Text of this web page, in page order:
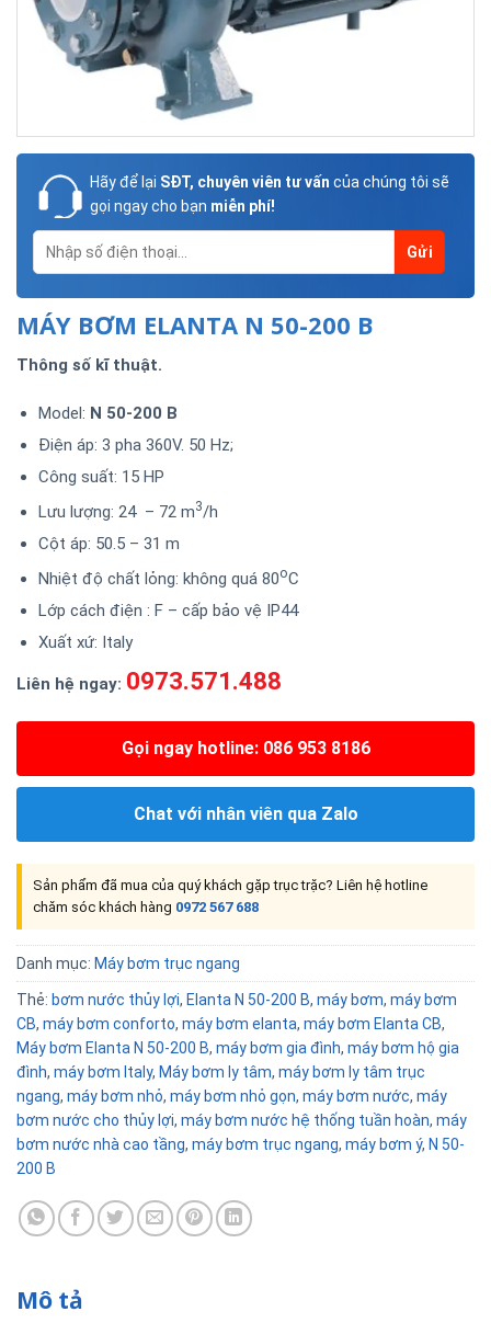
Hãy để lại SĐT, chuyên viên tư vấn của chúng tôi sẽ
gọi ngay cho bạn miễn phí!
MÁY BƠM ELANTA N 50-200 B
Thông số kĩ thuật.
Model: N 50-200 B
Điện áp: 3 pha 360V. 50 Hz;
Công suất: 15 HP
Lưu lượng: 24 – 72 m3/h
Cột áp: 50.5 – 31 m
Nhiệt độ chất lỏng: không quá 80oC
Lớp cách điện : F – cấp bảo vệ IP44
Xuất xứ: Italy
Liên hệ ngay: 0973.571.488
Gọi ngay hotline: 086 953 8186
Chat với nhân viên qua Zalo
Sản phẩm đã mua của quý khách gặp trục trặc? Liên hệ hotline
chăm sóc khách hàng 0972 567 688
Danh mục: Máy bơm trục ngang
Thẻ: bơm nước thủy lợi, Elanta N 50-200 B, máy bơm, máy bơm
CB, máy bơm conforto, máy bơm elanta, máy bơm Elanta CB,
Máy bơm Elanta N 50-200 B, máy bơm gia đình, máy bơm hộ gia
đình, máy bơm Italy, Máy bơm ly tâm, máy bơm ly tâm trục
ngang, máy bơm nhỏ, máy bơm nhỏ gọn, máy bơm nước, máy
bơm nước cho thủy lợi, máy bơm nước hệ thống tuần hoàn, máy
bơm nước nhà cao tầng, máy bơm trục ngang, máy bơm ý, N 50-
200 B
Mô tả